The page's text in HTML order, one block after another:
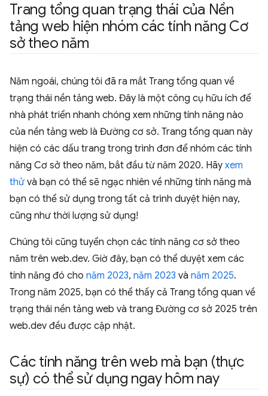
Trang tổng quan trạng thái của Nền
tảng web hiện nhóm các tính năng Cơ
sở theo năm
Năm ngoái, chúng tôi đã ra mắt Trang tổng quan về
trạng thái nền tảng web. Đây là một công cụ hữu ích để
nhà phát triển nhanh chóng xem những tính năng nào
của nền tảng web là Đường cơ sở. Trang tổng quan này
hiện có các dấu trang trong trình đơn để nhóm các tính
năng Cơ sở theo năm, bắt đầu từ năm 2020. Hãy xem
thử và bạn có thể sẽ ngạc nhiên về những tính năng mà
bạn có thể sử dụng trong tất cả trình duyệt hiện nay,
cũng như thời lượng sử dụng!
Chúng tôi cũng tuyển chọn các tính năng cơ sở theo
năm trên web.dev. Giờ đây, bạn có thể duyệt xem các
tính năng đó cho năm 2023, năm 2023 và năm 2025.
Trong năm 2025, bạn có thể thấy cả Trang tổng quan về
trạng thái nền tảng web và trang Đường cơ sở 2025 trên
web.dev đều được cập nhật.
Các tính năng trên web mà bạn (thực
sự) có thể sử dụng ngay hôm nay